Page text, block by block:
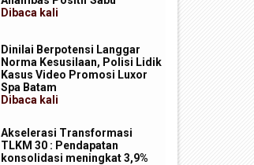
Dibaca kali
Dinilai Berpotensi Langgar
Norma Kesusilaan, Polisi Lidik
Kasus Video Promosi Luxor
Spa Batam
Dibaca kali
Akselerasi Transformasi
TLKM 30 : Pendapatan
konsolidasi meningkat 3,9%